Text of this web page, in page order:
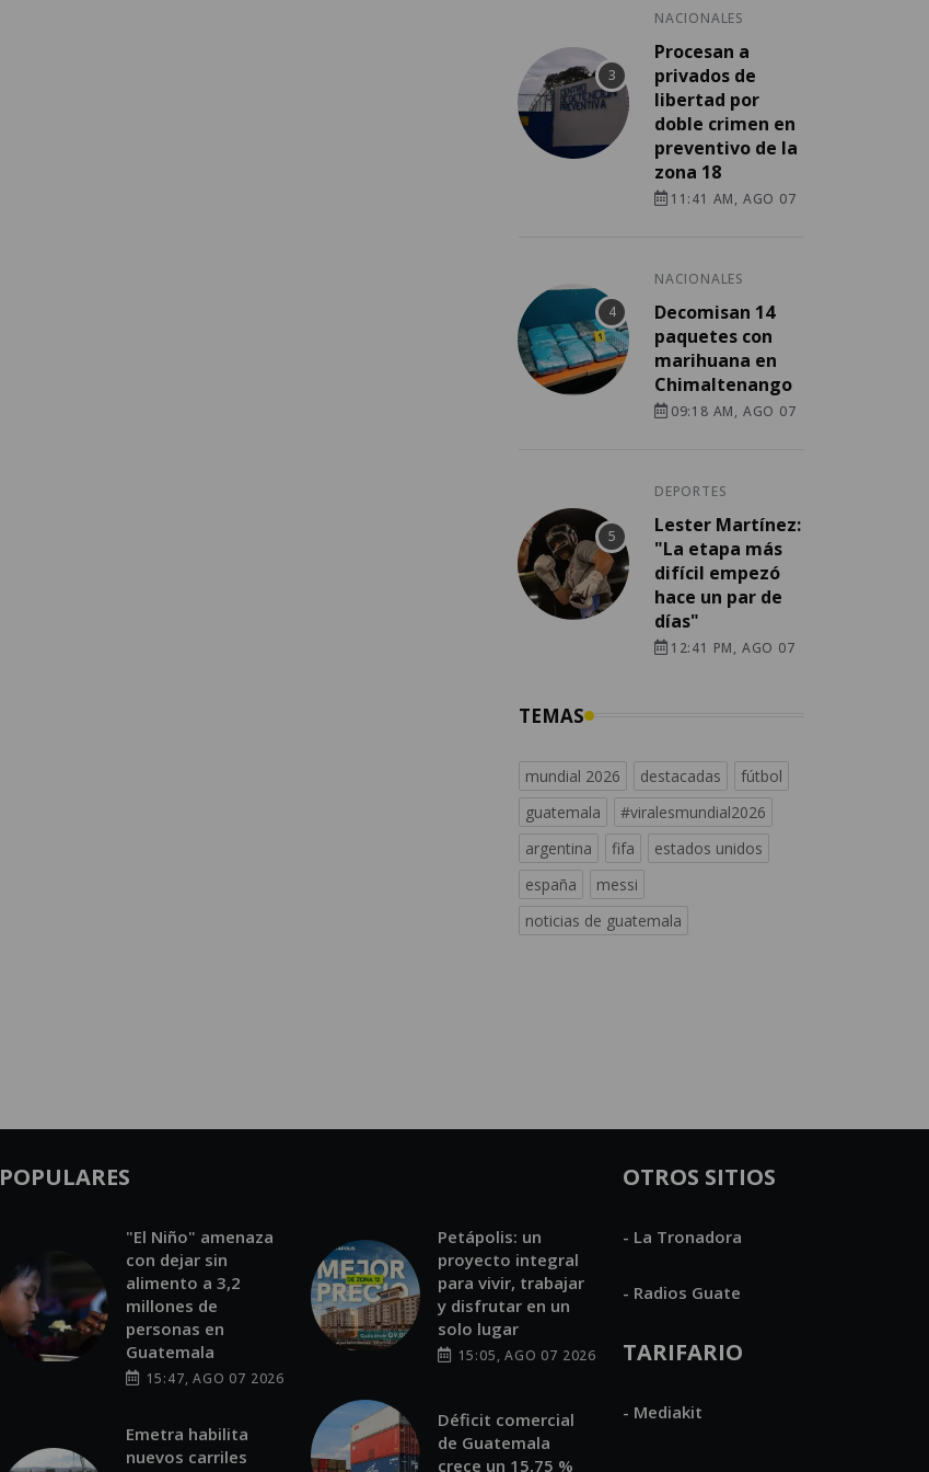
NACIONALES
Procesan a
privados de
libertad por
doble crimen en
preventivo de la
zona 18
11:41 AM, AGO 07
NACIONALES
Decomisan 14
paquetes con
marihuana en
Chimaltenango
09:18 AM, AGO 07
DEPORTES
Lester Martínez:
"La etapa más
difícil empezó
hace un par de
días"
12:41 PM, AGO 07
TEMAS
mundial 2026 destacadas
fútbol
guatemala
#viralesmundial2026
argentina
fifa
estados unidos
españa
messi
noticias de guatemala
POPULARES
"El Niño" amenaza
con dejar sin
alimento a 3,2
millones de
personas en
Guatemala
15:47, AGO 07 2026
Emetra habilita
nuevos carriles
Petápolis: un
proyecto integral
para vivir, trabajar
y disfrutar en un
solo lugar
15:05, AGO 07 2026
Déficit comercial
de Guatemala
crece un 15,75 %
OTROS SITIOS
- La Tronadora
- Radios Guate
TARIFARIO
- Mediakit